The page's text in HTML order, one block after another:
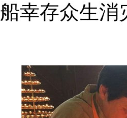
船幸存众生消